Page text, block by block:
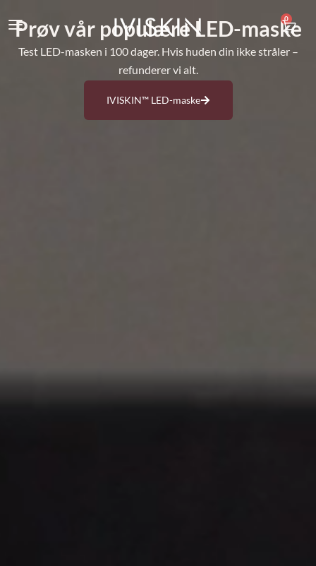
0
Prøv vår populære LED-maske
Test LED-masken i 100 dager. Hvis huden din ikke stråler –
refunderer vi alt.
IVISKIN™ LED-maske